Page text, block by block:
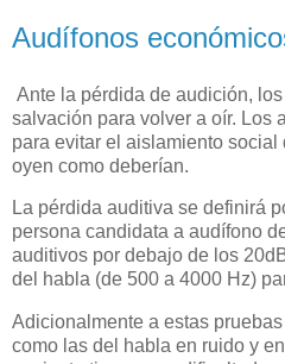
Audífonos
Ante la pérdida de audición,
salvación para volver a oír. Los
para evitar el aislamiento
oyen como deberían.
La pérdida auditiva se definirá
persona candidata a audífono
auditivos por debajo de los
del habla (de 500 a 4000 Hz)
Adicionalmente a estas
como las del habla en ruido y